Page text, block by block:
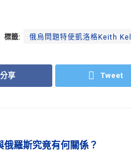
標籤: 俄烏問題特使凱洛格Keith
分享 Tweet
俄羅斯究竟有何關係？